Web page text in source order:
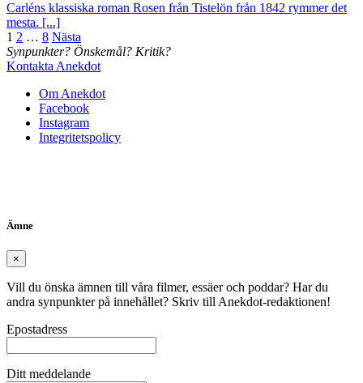
Carléns klassiska roman Rosen från Tistelön från 1842 rymmer det
mesta. [...]
Sidnumrering
för
1 2 … 8 Nästa
Synpunkter? Önskemål? Kritik?
Kontakta Anekdot
Om Anekdot
Facebook
Instagram
Integritetspolicy
Ämne
×
Vill du önska ämnen till våra filmer, essäer och poddar? Har du
andra synpunkter på innehållet? Skriv till Anekdot-redaktionen!
Epostadress
Ditt meddelande